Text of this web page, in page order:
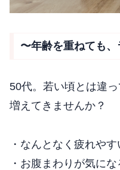
〜年齢を重ねても
50代。若い頃とは違
増えてきませんか？
・なんとなく疲れやす
・お腹まわりが気にな